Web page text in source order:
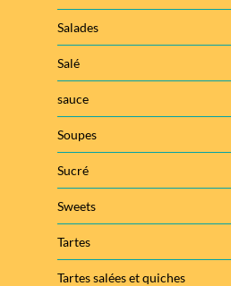
Salades
Salé
sauce
Soupes
Sucré
Sweets
Tartes
Tartes salées et quiches